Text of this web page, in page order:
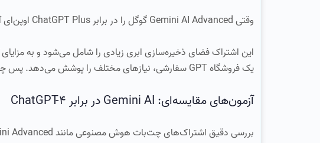
وقتی Gemini AI Advanced گوگل را در برابر ChatGPT Plus اوپن‌ای آی قرار می‌دهید، گوگل با اشتراک Google One معامله را شیرین‌تر می‌کند.
یک فروشگاه GPT سفارشی، نیازهای مختلف را پوشش می‌دهد. پس چه چیزی تفاوت واقعی را ایجاد می‌کند؟
آزمون‌های مقایسه‌ای: Gemini AI در برابر ChatGPT-4